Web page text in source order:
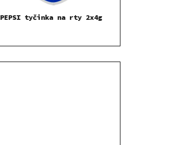
PEPSI tyčinka na rty 2x4g